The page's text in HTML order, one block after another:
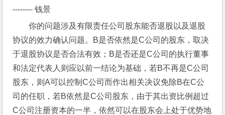
-------- 钱景
你的问题涉及有限责任公司股东能否退股以及退股
协议的效力确认问题。B是否依然是C公司的股东，取决
于退股协议是否合法有效；B是否还是C公司的执行董事
和法定代表人则应以前一结论为基础，若B不再是C公司
股东，则A可以控制C公司而作出相关决议免除B在C公
司的任职，若B依然是C公司股东，由于其出资比例超过
C公司注册资本的一半，依然可以在股东会上处于优势地